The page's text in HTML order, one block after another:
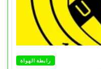
رابطة الهواة